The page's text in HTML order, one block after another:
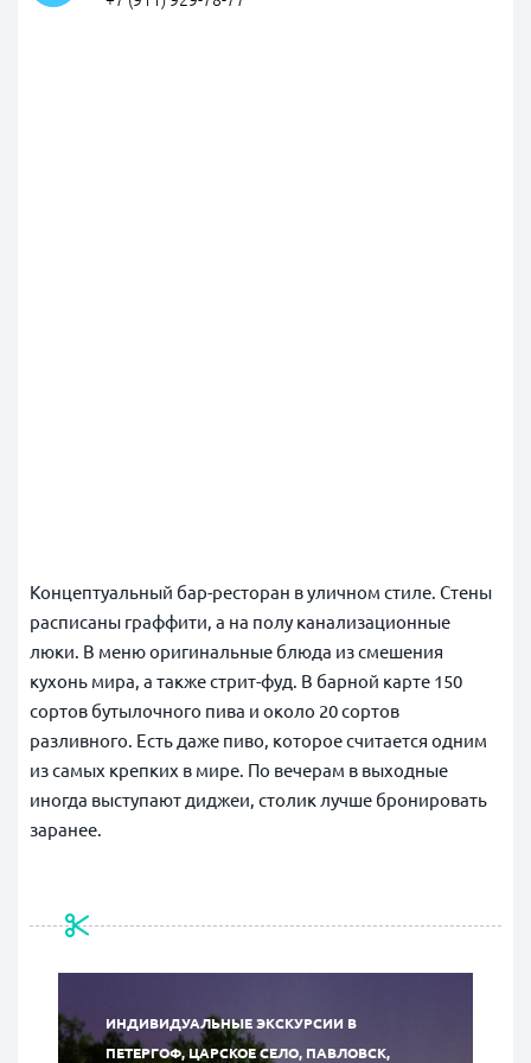
Концептуальный бар-ресторан в уличном стиле. Стены
расписаны граффити, а на полу канализационные
люки. В меню оригинальные блюда из смешения
кухонь мира, а также стрит-фуд. В барной карте 150
сортов бутылочного пива и около 20 сортов
разливного. Есть даже пиво, которое считается одним
из самых крепких в мире. По вечерам в выходные
иногда выступают диджеи, столик лучше бронировать
заранее.
ИНДИВИДУАЛЬНЫЕ ЭКСКУРСИИ В
ПЕТЕРГОФ, ЦАРСКОЕ СЕЛО, ПАВЛОВСК,